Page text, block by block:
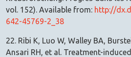
vol. 152). Available from: http://
642-45769-2_38
22. Ribi K, Luo W, Walley BA,
Ansari RH, et al. Treatment-